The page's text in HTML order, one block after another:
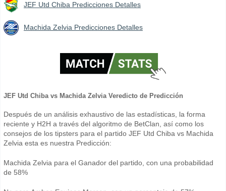
JEF Utd Chiba Predicciones Detalles
Machida Zelvia Predicciones Detalles
JEF Utd Chiba vs Machida Zelvia Veredicto de Predicción
Después de un análisis exhaustivo de las estadísticas, la forma
reciente y H2H a través del algoritmo de BetClan, así como los
consejos de los tipsters para el partido JEF Utd Chiba vs Machida
Zelvia esta es nuestra Predicción:
Machida Zelvia para el Ganador del partido, con una probabilidad
de 58%